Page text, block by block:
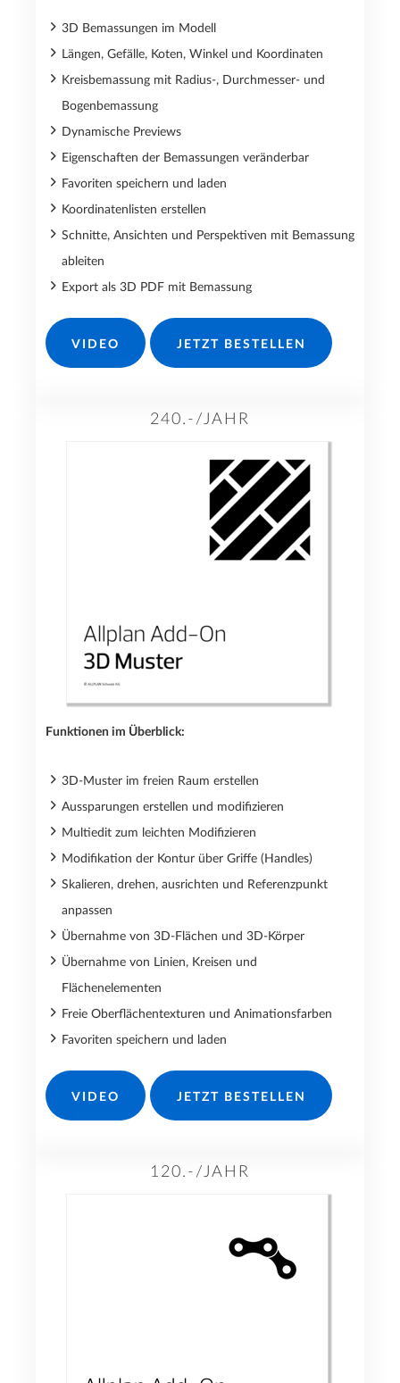
3D Bemassungen im Modell
Längen, Gefälle, Koten, Winkel und Koordinaten
Kreisbemassung mit Radius-, Durchmesser- und
Bogenbemassung
Dynamische Previews
Eigenschaften der Bemassungen veränderbar
Favoriten speichern und laden
Koordinatenlisten erstellen
Schnitte, Ansichten und Perspektiven mit Bemassung
ableiten
Export als 3D PDF mit Bemassung
VIDEO JETZT BESTELLEN
240.-/JAHR
Funktionen im Überblick:
3D-Muster im freien Raum erstellen
Aussparungen erstellen und modifizieren
Multiedit zum leichten Modifizieren
Modifikation der Kontur über Griffe (Handles)
Skalieren, drehen, ausrichten und Referenzpunkt
anpassen
Übernahme von 3D-Flächen und 3D-Körper
Übernahme von Linien, Kreisen und
Flächenelementen
Freie Oberflächentexturen und Animationsfarben
Favoriten speichern und laden
VIDEO JETZT BESTELLEN
120.-/JAHR